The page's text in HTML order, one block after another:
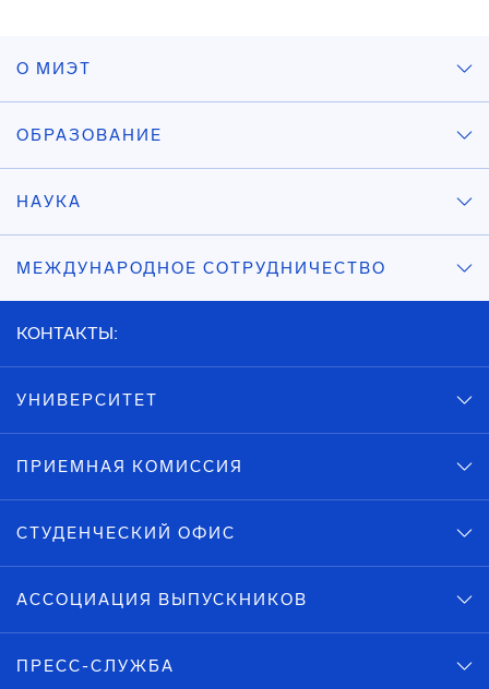
О МИЭТ
ОБРАЗОВАНИЕ
НАУКА
МЕЖДУНАРОДНОЕ СОТРУДНИЧЕСТВО
КОНТАКТЫ:
УНИВЕРСИТЕТ
ПРИЕМНАЯ КОМИССИЯ
СТУДЕНЧЕСКИЙ ОФИС
АССОЦИАЦИЯ ВЫПУСКНИКОВ
ПРЕСС-СЛУЖБА